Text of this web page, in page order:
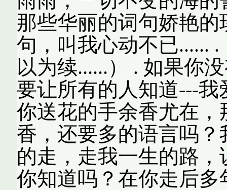
那些华丽的词句娇艳
句，叫我心动不已......
以为续......） . 如果你
要让所有的人知道---
你送花的手余香尤在
香，还要多的语言吗
的走，走我一生的路
你知道吗？在你走后